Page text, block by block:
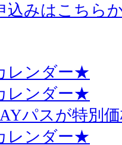
込みはこちら
レンダー★
レンダー★
パスが特別
レンダー★